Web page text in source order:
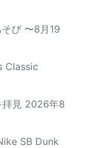
び 〜8月19
Classic
拝見 2026年8
SB Dunk